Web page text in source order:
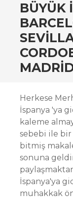
BÜYÜK
Herkese
İspanya 'ya
kaleme
sebebi ile
bitmiş
sonuna
İspanya'ya
muhakkak